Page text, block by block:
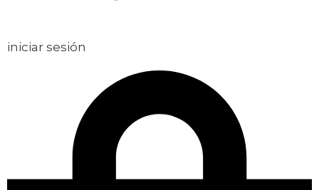
iniciar sesión